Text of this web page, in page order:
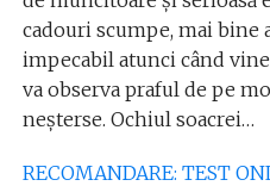
cadouri scumpe, mai bine
impecabil atunci când
va observa praful de pe
neşterse. Ochiul soacrei…
RECOMANDARE: TEST